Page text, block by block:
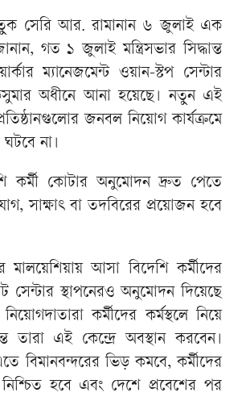
সেরি আর. রামানান ৬ জুলাই এক
গত ১ জুলাই মন্ত্রিসভার সিদ্ধান্ত
ম্যানেজমেন্ট ওয়ান-স্টপ সেন্টার
অধীনে আনা হয়েছে। নতুন এই
জনবল নিয়োগ কার্যক্রমে
না।
কর্মী কোটার অনুমোদন দ্রুত পেতে
সাক্ষাৎ বা তদবিরের প্রয়োজন হবে
আসা বিদেশি কর্মীদের
সেন্টার স্থাপনেরও অনুমোদন দিয়েছে
নিয়োগদাতারা কর্মীদের কর্মস্থলে নিয়ে
তারা এই কেন্দ্রে অবস্থান করবেন।
বিমানবন্দরের ভিড় কমবে, কর্মীদের
হবে এবং দেশে প্রবেশের পর